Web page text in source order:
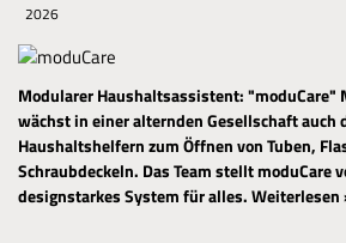
2026
Modularer Haushaltsassistent: "moduCare"
wächst in einer alternden Gesellschaft auch
Haushaltshelfern zum Öffnen von Tuben,
Schraubdeckeln. Das Team stellt moduCare
designstarkes System für alles.Weiterlesen